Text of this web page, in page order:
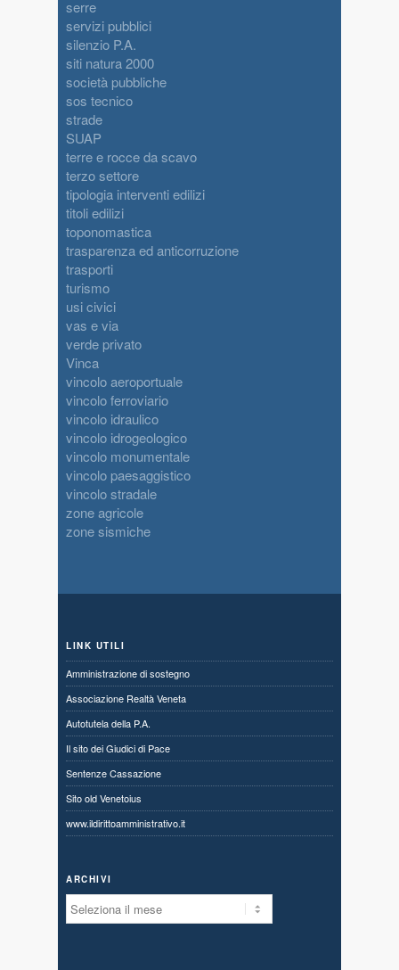
serre
servizi pubblici
silenzio P.A.
siti natura 2000
società pubbliche
sos tecnico
strade
SUAP
terre e rocce da scavo
terzo settore
tipologia interventi edilizi
titoli edilizi
toponomastica
trasparenza ed anticorruzione
trasporti
turismo
usi civici
vas e via
verde privato
Vinca
vincolo aeroportuale
vincolo ferroviario
vincolo idraulico
vincolo idrogeologico
vincolo monumentale
vincolo paesaggistico
vincolo stradale
zone agricole
zone sismiche
LINK UTILI
Amministrazione di sostegno
Associazione Realtà Veneta
Autotutela della P.A.
Il sito dei Giudici di Pace
Sentenze Cassazione
Sito old Venetoius
www.ildirittoamministrativo.it
ARCHIVI
Archivi